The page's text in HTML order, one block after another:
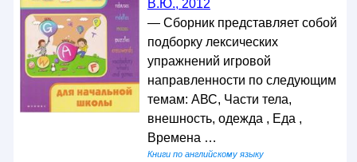
В.Ю., 2012
— Сборник представляет собой
подборку лексических
упражнений игровой
направленности по следующим
темам: АВС, Части тела,
внешность, одежда , Еда ,
Времена …
Книги по английскому языку